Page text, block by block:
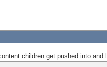
children get pushed into and